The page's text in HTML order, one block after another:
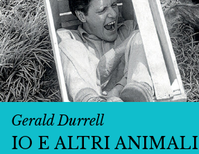
Gerald Durrell
IO E ALTRI ANIMALI